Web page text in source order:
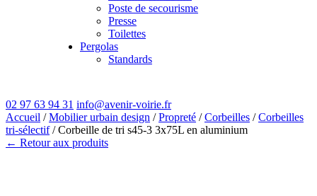
Poste de secourisme
Presse
Toilettes
Pergolas
Standards
02 97 63 94 31 info@avenir-voirie.fr
Accueil /Mobilier urbain design /Propreté /Corbeilles /Corbeilles
tri-sélectif/ Corbeille de tri s45-3 3x75L en aluminium
← Retour aux produits